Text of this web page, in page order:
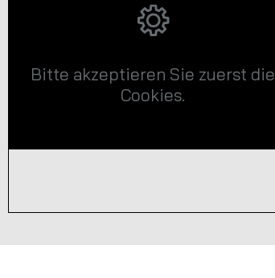
Bitte akzeptieren Sie zuerst die
Cookies.